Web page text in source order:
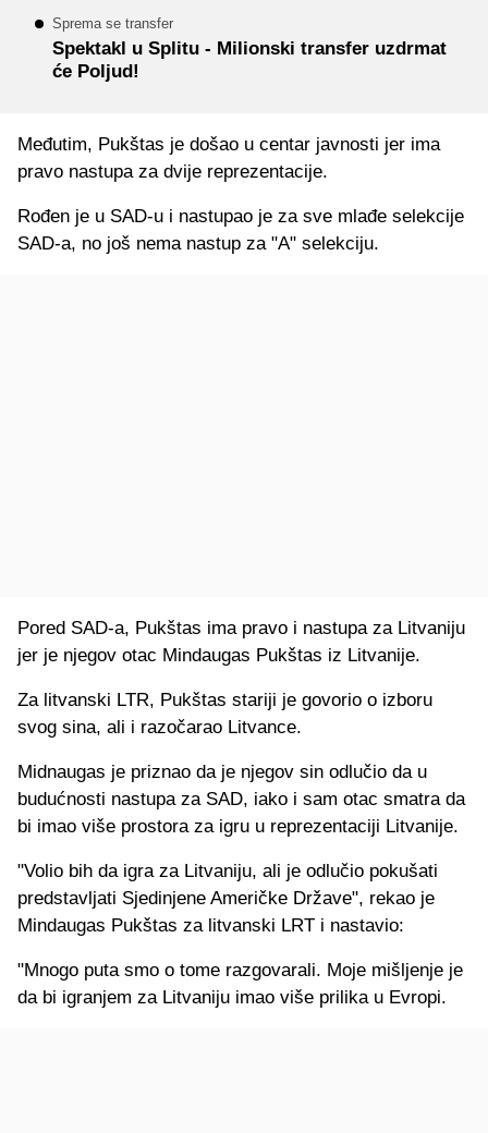
Sprema se transfer
Spektakl u Splitu - Milionski transfer uzdrmat
će Poljud!
Međutim, Pukštas je došao u centar javnosti jer ima
pravo nastupa za dvije reprezentacije.
Rođen je u SAD-u i nastupao je za sve mlađe selekcije
SAD-a, no još nema nastup za "A" selekciju.
Pored SAD-a, Pukštas ima pravo i nastupa za Litvaniju
jer je njegov otac Mindaugas Pukštas iz Litvanije.
Za litvanski LTR, Pukštas stariji je govorio o izboru
svog sina, ali i razočarao Litvance.
Midnaugas je priznao da je njegov sin odlučio da u
budućnosti nastupa za SAD, iako i sam otac smatra da
bi imao više prostora za igru u reprezentaciji Litvanije.
"Volio bih da igra za Litvaniju, ali je odlučio pokušati
predstavljati Sjedinjene Američke Države", rekao je
Mindaugas Pukštas za litvanski LRT i nastavio:
"Mnogo puta smo o tome razgovarali. Moje mišljenje je
da bi igranjem za Litvaniju imao više prilika u Evropi.